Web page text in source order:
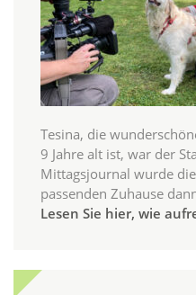
Tesina, die
9 Jahre alt ist, war der
Mittagsjournal wurde
passenden Zuhause
Lesen Sie hier, wie